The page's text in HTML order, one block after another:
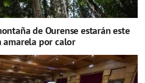
de Ourense estarán este
amarela por calor